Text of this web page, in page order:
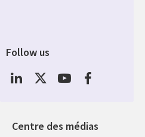
Centre des médias
Follow us